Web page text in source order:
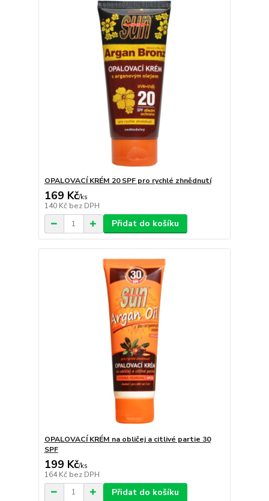
OPALOVACÍ KRÉM 20 SPF pro rychlé zhnědnutí
169 Kč/ks
140 Kč bez DPH
Přidat do košíku
OPALOVACÍ KRÉM na obličej a citlivé partie 30
SPF
199 Kč/ks
164 Kč bez DPH
Přidat do košíku